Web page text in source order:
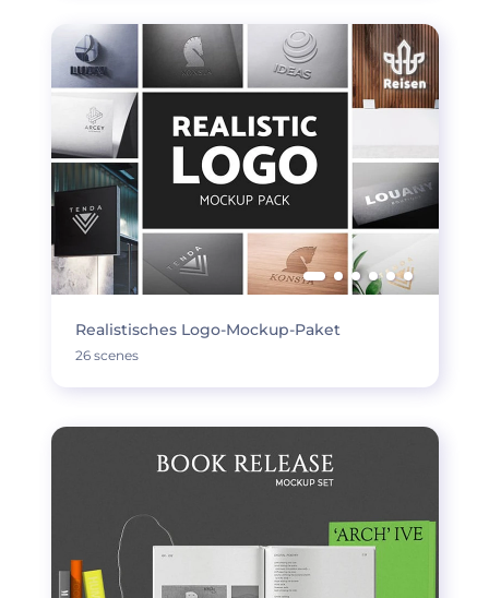
Realistisches Logo-Mockup-Paket
26 scenes